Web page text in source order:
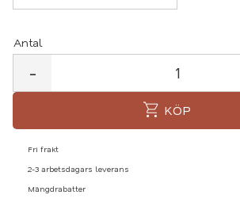
Antal
-
KÖP
Fri frakt
2-3 arbetsdagars leverans
Mängdrabatter